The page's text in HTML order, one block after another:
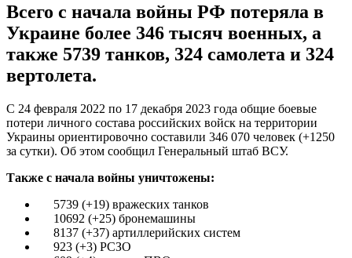
Всего с начала войны РФ потеряла в
Украине более 346 тысяч военных, а
также 5739 танков, 324 самолета и 324
вертолета.
С 24 февраля 2022 по 17 декабря 2023 года общие боевые
потери личного состава российских войск на территории
Украины ориентировочно составили 346 070 человек (+1250
за сутки). Об этом сообщил Генеральный штаб ВСУ.
Также с начала войны уничтожены:
5739 (+19) вражеских танков
10692 (+25) бронемашины
8137 (+37) артиллерийских систем
923 (+3) РСЗО